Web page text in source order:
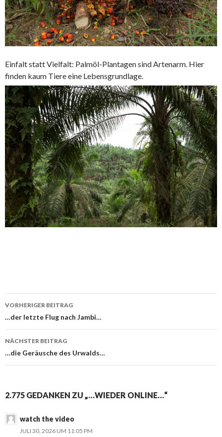
Einfalt statt Vielfalt: Palmöl-Plantagen sind Artenarm. Hier
finden kaum Tiere eine Lebensgrundlage.
Beitragsnavigation
VORHERIGER BEITRAG
…der letzte Flug nach Jambi…
NÄCHSTER BEITRAG
…die Geräusche des Urwalds…
2.775 GEDANKEN ZU „…WIEDER ONLINE…“
watch the video
JULI 30, 2026 UM 11:05 PM